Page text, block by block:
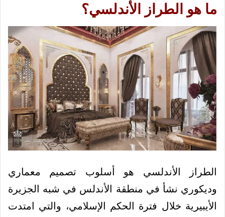
ما هو الطراز الأندلسي؟
الطراز الأندلسي هو أسلوب تصميم معماري
وديكوري نشأ في منطقة الأندلس في شبه الجزيرة
الأيبيرية خلال فترة الحكم الإسلامي، والتي امتدت